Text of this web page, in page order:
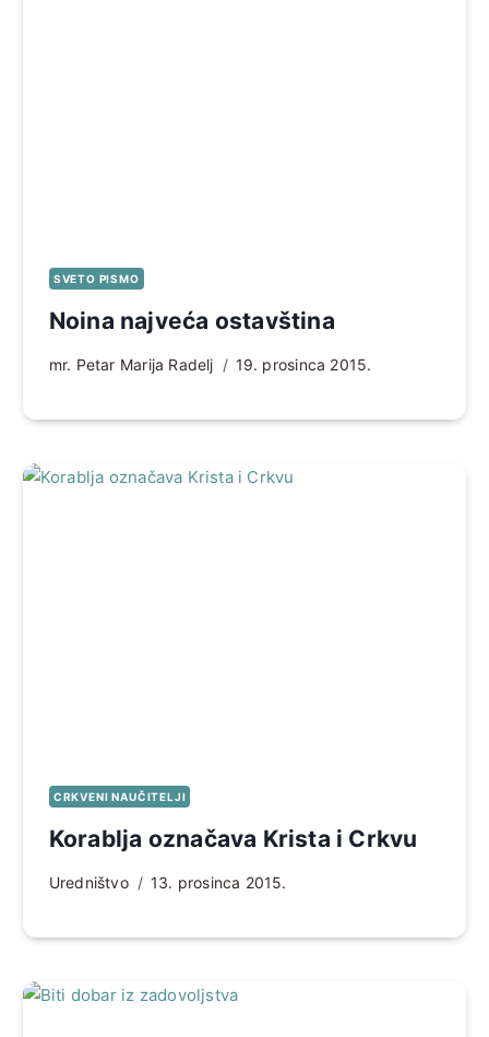
SVETO PISMO
Noina najveća ostavština
mr. Petar Marija Radelj 19. prosinca 2015.
CRKVENI NAUČITELJI
Korablja označava Krista i Crkvu
Uredništvo 13. prosinca 2015.